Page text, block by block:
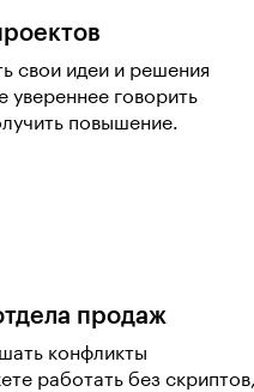
свои идеи и решения
увереннее говорить
повышение.
продаж
конфликты
работать без скриптов,